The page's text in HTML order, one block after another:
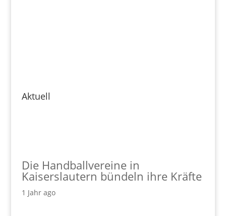
Aktuell
Die Handballvereine in
Kaiserslautern bündeln ihre Kräfte
1 Jahr ago